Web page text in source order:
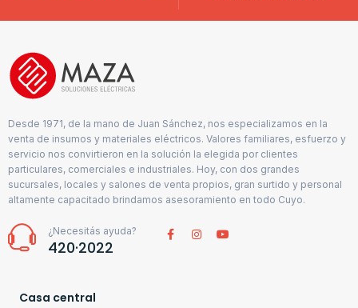
Desde 1971, de la mano de Juan Sánchez, nos especializamos en la
venta de insumos y materiales eléctricos. Valores familiares, esfuerzo y
servicio nos convirtieron en la solución la elegida por clientes
particulares, comerciales e industriales. Hoy, con dos grandes
sucursales, locales y salones de venta propios, gran surtido y personal
altamente capacitado brindamos asesoramiento en todo Cuyo.
¿Necesitás ayuda?
420·2022
Casa central